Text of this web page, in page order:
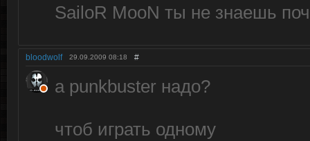
SailoR MooN ты не знаешь
bloodwolf 29.09.2009 08:18 #
а punkbuster надо?
чтоб играть одному